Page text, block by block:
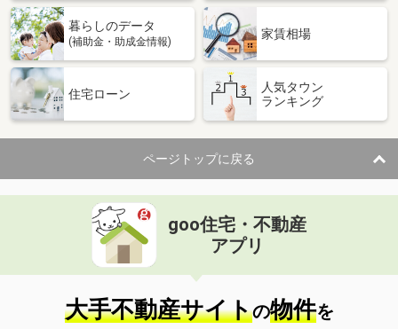
暮らしのデータ
(補助金・助成金情報)
家賃相場
住宅ローン
人気タウン
ランキング
ページトップに戻る
goo住宅・不動産
アプリ
大手不動産サイトの物件を